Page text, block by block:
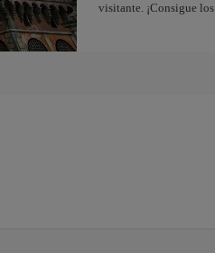
visitante. ¡Consigue los